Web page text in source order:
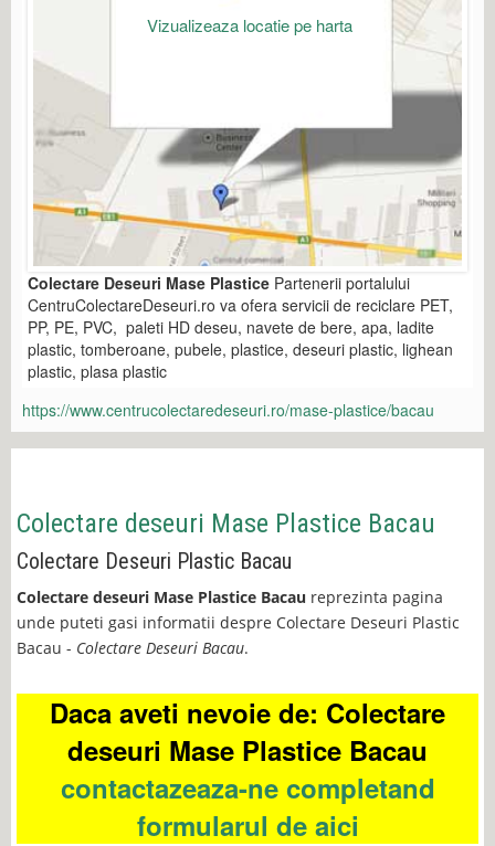
Vizualizeaza locatie pe harta
Colectare Deseuri Mase Plastice Partenerii portalului
CentruColectareDeseuri.ro va ofera servicii de reciclare PET,
PP, PE, PVC, paleti HD deseu, navete de bere, apa, ladite
plastic, tomberoane, pubele, plastice, deseuri plastic, lighean
plastic, plasa plastic
https://www.centrucolectaredeseuri.ro/mase-plastice/bacau
Colectare deseuri Mase Plastice Bacau
Colectare Deseuri Plastic Bacau
Colectare deseuri Mase Plastice Bacau reprezinta pagina
unde puteti gasi informatii despre Colectare Deseuri Plastic
Bacau - Colectare Deseuri Bacau.
Daca aveti nevoie de: Colectare
deseuri Mase Plastice Bacau
contactazeaza-ne completand
formularul de aici